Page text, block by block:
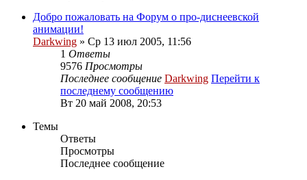
Добро пожаловать на Форум о про-диснеевской
анимации!
Darkwing » Ср 13 июл 2005, 11:56
1 Ответы
9576 Просмотры
Последнее сообщение Darkwing Перейти к
последнему сообщению
Вт 20 май 2008, 20:53
Темы
Ответы
Просмотры
Последнее сообщение